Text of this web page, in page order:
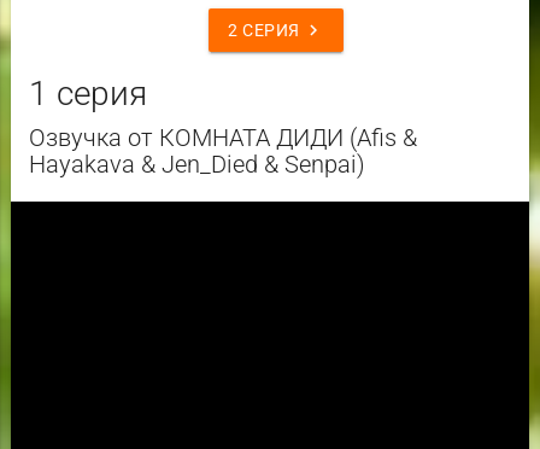
chevron_right
2 СЕРИЯ
1 серия
Озвучка от КОМНАТА ДИДИ (Afis &
Hayakava & Jen_Died & Senpai)